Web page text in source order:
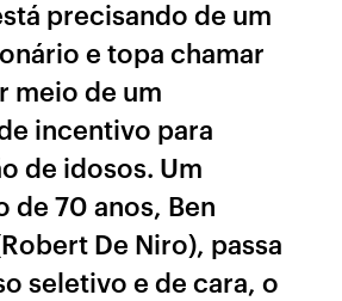
precisando de um
e topa chamar
meio de um
incentivo para
de idosos. Um
de 70 anos, Ben
De Niro), passa
seletivo e de cara, o